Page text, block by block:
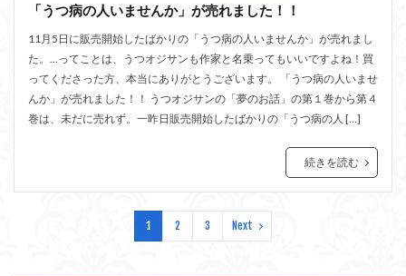
「うつ病の人いませんか」が売れました！！
11月5日に販売開始したばかりの「うつ病の人いませんか」が売れまし
た。…ってことは、うつオジサンも作家と名乗ってもいいですよね！買
ってくださった方、本当にありがとうございます。 「うつ病の人いませ
んか」が売れました！！ うつオジサンの「夢のお話」の第１巻から第４
巻は、未だに売れず。一昨日販売開始したばかりの「うつ病の人 […]
続きを読む
1 2 3 Next